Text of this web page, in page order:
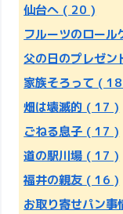
仙台へ ( 20 )
フルーツのロール
父の日のプレゼン
家族そろって (
畑は壊滅的 ( 17 )
ごねる息子 ( 17 )
道の駅川場 ( 17 )
福井の親友 ( 16 )
お取り寄せパン事